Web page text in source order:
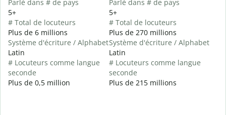
Parlé dans # de pays
5+
# Total de locuteurs
Plus de 6 millions
Système d'écriture / Alphabet
Latin
# Locuteurs comme langue
seconde
Plus de 0,5 million
Parlé dans # de pays
5+
# Total de locuteurs
Plus de 270 millions
Système d'écriture / Alphabet
Latin
# Locuteurs comme langue
seconde
Plus de 215 millions